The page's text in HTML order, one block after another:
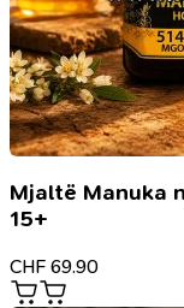
Mjaltë Manuka
15+
CHF 69.90